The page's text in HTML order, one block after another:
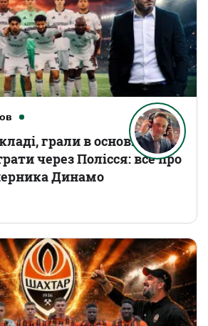
грали в основному
через Полісся: все про
Динамо